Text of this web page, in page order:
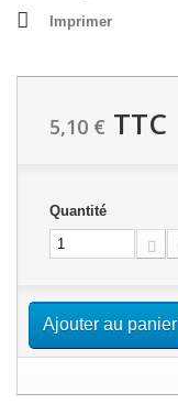
Imprimer
5,10 € TTC
Quantité
Ajouter au panier